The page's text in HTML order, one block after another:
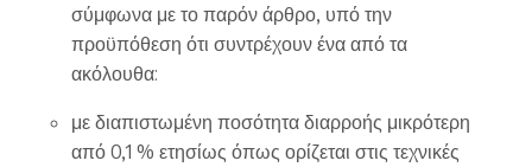
σύμφωνα με το παρόν άρθρο, υπό την
προϋπόθεση ότι συντρέχουν ένα από τα
ακόλουθα:
με διαπιστωμένη ποσότητα διαρροής μικρότερη
από 0,1 % ετησίως όπως ορίζεται στις τεχνικές